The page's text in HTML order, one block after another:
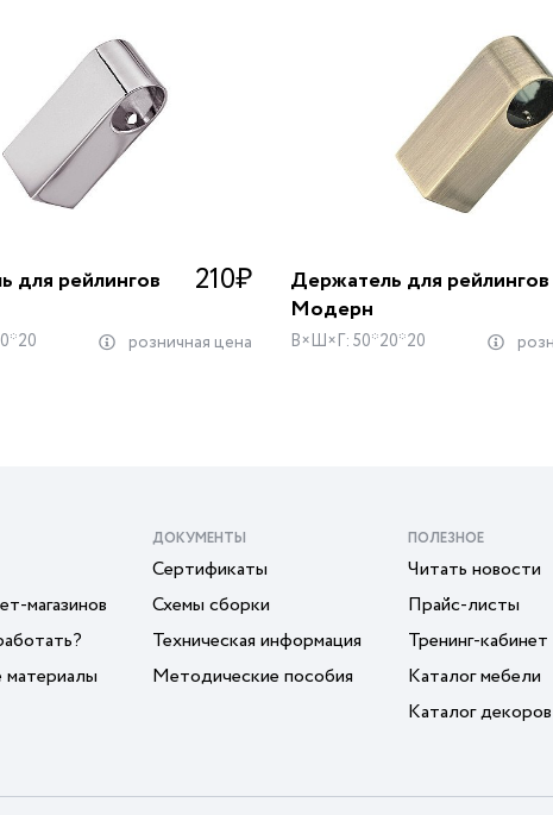
для рейлингов
210₽
розничная цена
Держатель для рейлингов
Модерн
В×Ш×Г: 50*20*20
магазинов
ДОКУМЕНТЫ
Сертификаты
Схемы сборки
Техническая информация
Методические пособия
ПОЛЕЗНОЕ
Читать новости
Прайс-листы
Тренинг-кабинет
Каталог мебели
Каталог декоров